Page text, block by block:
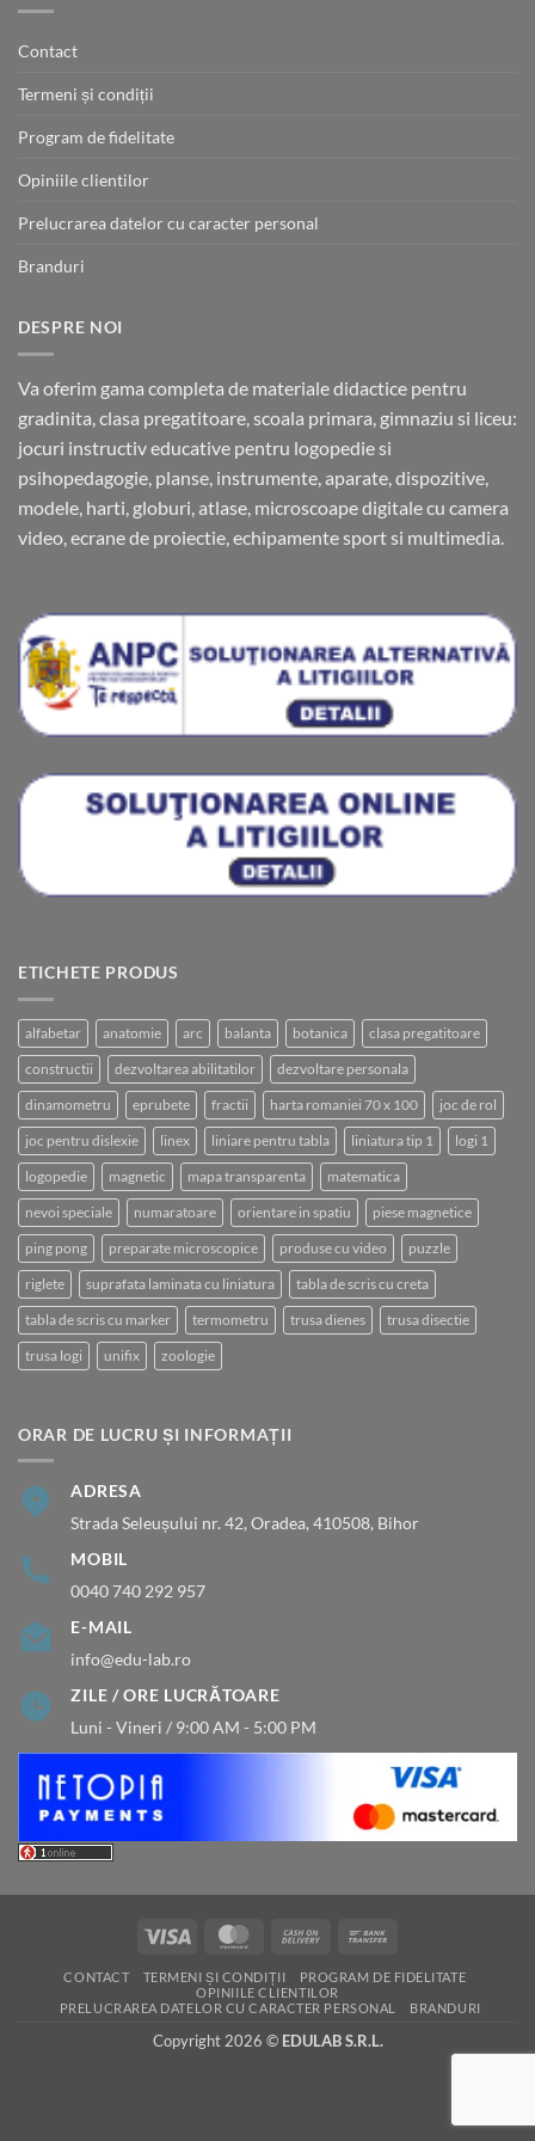
Contact
Termeni și condiții
Program de fidelitate
Opiniile clientilor
Prelucrarea datelor cu caracter personal
Branduri
DESPRE NOI
Va oferim gama completa de materiale didactice pentru
gradinita, clasa pregatitoare, scoala primara, gimnaziu si liceu:
jocuri instructiv educative pentru logopedie si
psihopedagogie, planse, instrumente, aparate, dispozitive,
modele, harti, globuri, atlase, microscoape digitale cu camera
video, ecrane de proiectie, echipamente sport si multimedia.
ETICHETE PRODUS
alfabetar anatomie arc balanta botanica clasa pregatitoare
constructii dezvoltarea abilitatilor dezvoltare personala
dinamometru eprubete fractii harta romaniei 70 x 100 joc de rol
joc pentru dislexie linex liniare pentru tabla liniatura tip 1 logi 1
logopedie magnetic mapa transparenta matematica
nevoi speciale numaratoare orientare in spatiu piese magnetice
ping pong preparate microscopice produse cu video puzzle
riglete suprafata laminata cu liniatura tabla de scris cu creta
tabla de scris cu marker termometru trusa dienes trusa disectie
trusa logi unifix zoologie
ORAR DE LUCRU ȘI INFORMAȚII
ADRESA
Strada Seleușului nr. 42, Oradea, 410508, Bihor
MOBIL
0040 740 292 957
E-MAIL
info@edu-lab.ro
ZILE / ORE LUCRĂTOARE
Luni - Vineri / 9:00 AM - 5:00 PM
Visa MasterCardCash
Delivery
CONTACT TERMENI ȘI CONDIȚII
PROGRAM DE FIDELITATE
OPINIILE CLIENTILOR
PRELUCRAREA DATELOR CU CARACTER PERSONAL
BRANDURI
Copyright 2026 © EDULAB S.R.L.